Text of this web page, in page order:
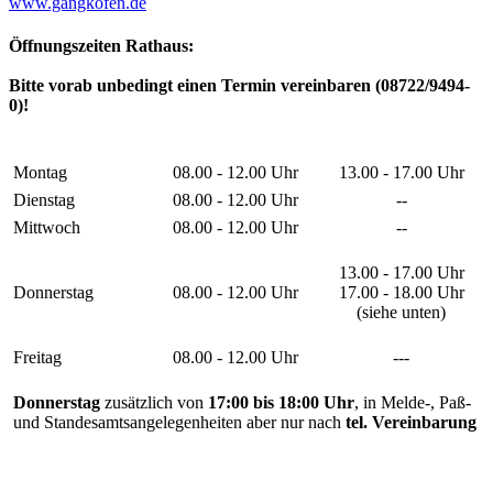
Öffnungszeiten Rathaus:
Bitte vorab unbedingt einen Termin vereinbaren (08722/9494-
0)!
Montag 08.00 - 12.00 Uhr
13.00 - 17.00 Uhr
Dienstag
08.00 - 12.00 Uhr
--
Mittwoch
08.00 - 12.00 Uhr --
Donnerstag 08.00 - 12.00 Uhr
13.00 - 17.00 Uhr
17.00 - 18.00 Uhr
(siehe unten)
Freitag 08.00 - 12.00 Uhr ---
Donnerstag zusätzlich von 17:00 bis 18:00 Uhr, in Melde-, Paß-
und Standesamtsangelegenheiten aber nur nach tel. Vereinbarung